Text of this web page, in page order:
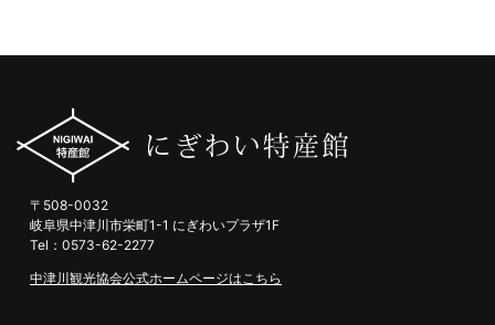
〒508-0032
岐阜県中津川市栄町1-1 にぎわいプラザ1F
Tel：0573-62-2277
中津川観光協会公式ホームページはこちら